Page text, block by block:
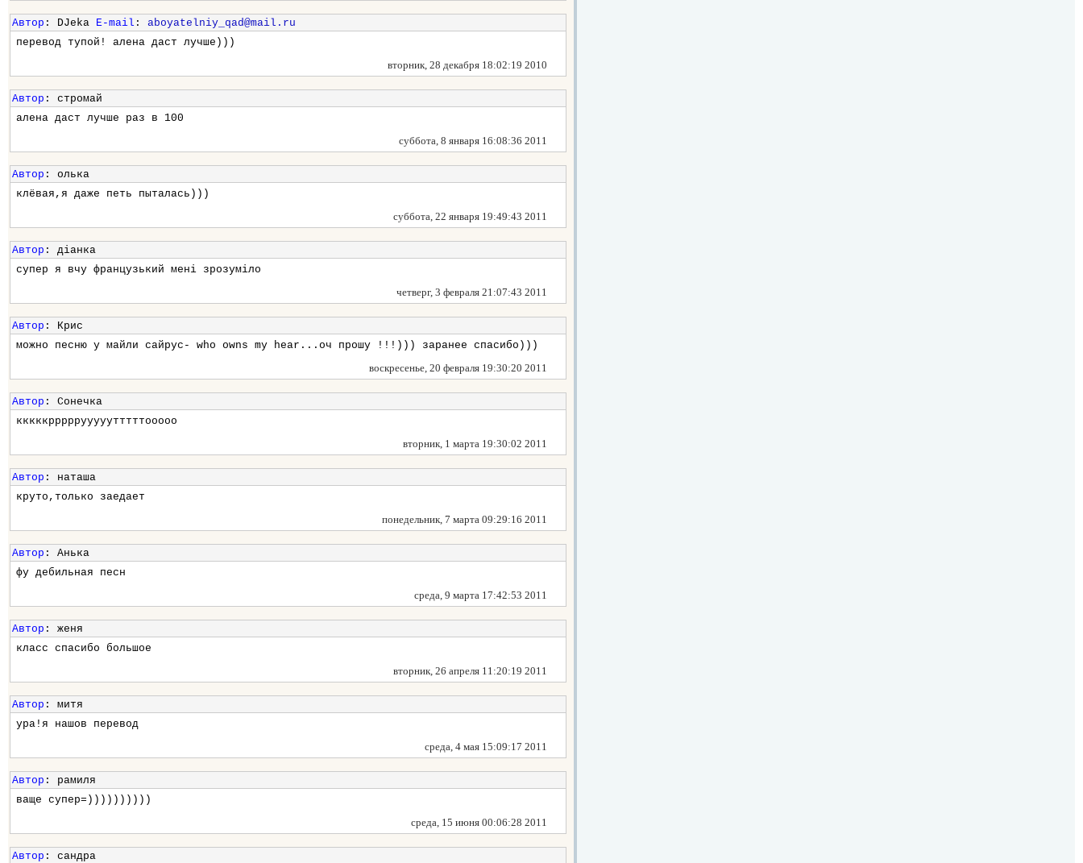
Автор : DJeka E-mail :aboyatelniy_qad@mail.ru
перевод тупой! алена даст лучше)))
вторник, 28 декабря 18:02:19 2010
Автор : стромай
алена даст лучше раз в 100
суббота, 8 января 16:08:36 2011
Автор : олька
клёвая,я даже петь пыталась)))
суббота, 22 января 19:49:43 2011
Автор : діанка
супер я вчу французький менi зрозуміло
четверг, 3 февраля 21:07:43 2011
Автор : Крис
можно песню у майли сайрус- who owns my hear...оч прошу !!!))) заранее спасибо)))
воскресенье, 20 февраля 19:30:20 2011
Автор : Сонечка
кккккрррррууууутттттооооо
вторник, 1 марта 19:30:02 2011
Автор : наташа
круто,только заедает
понедельник, 7 марта 09:29:16 2011
Автор : Анька
фу дебильная песн
среда, 9 марта 17:42:53 2011
Автор : женя
класс спасибо большое
вторник, 26 апреля 11:20:19 2011
Автор : митя
ура!я нашов перевод
среда, 4 мая 15:09:17 2011
Автор : рамиля
ваще супер=))))))))))
среда, 15 июня 00:06:28 2011
Автор : сандра